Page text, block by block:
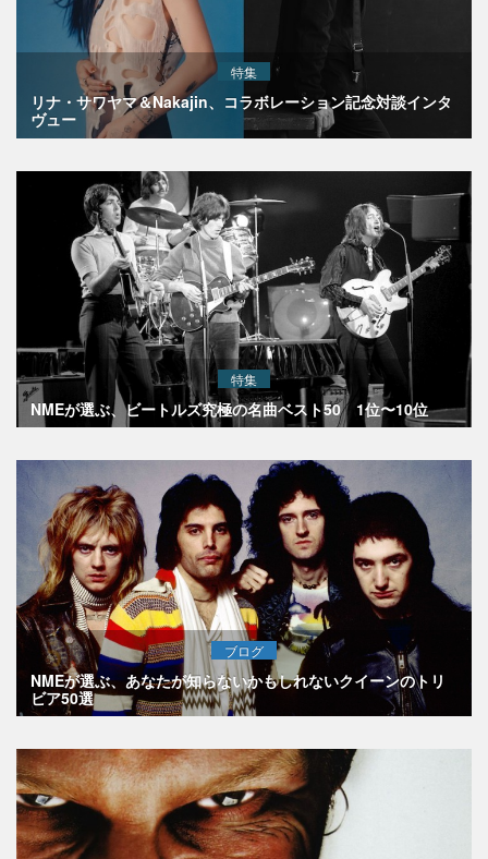
特集
リナ・サワヤマ＆Nakajin、コラボレーション記念対談インタ
ヴュー
特集
NMEが選ぶ、ビートルズ究極の名曲ベスト50 1位〜10位
ブログ
NMEが選ぶ、あなたが知らないかもしれないクイーンのトリ
ビア50選